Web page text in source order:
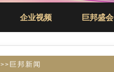
企业视频 巨邦盛会
>> 巨邦新闻